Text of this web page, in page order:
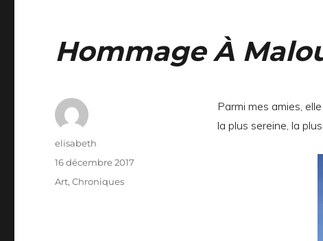
Hommage À
Parmi mes amies,
la plus sereine, la
Auteur
elisabeth
Publié
16 décembre 2017
Catégories
Art,Chroniques